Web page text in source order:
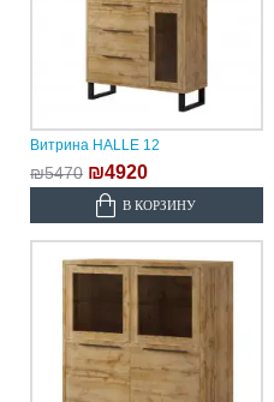
Витрина HALLE 12
₪5470 ₪4920
В КОРЗИНУ